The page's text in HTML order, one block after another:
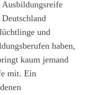
Ausbildungsreife
und
haben,
kaum jemand
mit. Ein